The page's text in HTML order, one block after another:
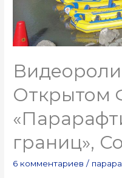
Открытом
границ»,
6 комментариев /